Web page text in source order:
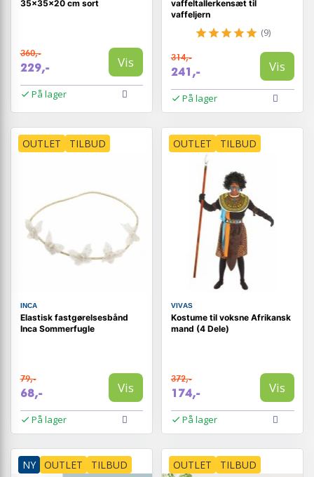
35x35x20 cm sort
360,-
229,- Vis
På lager
vaffeltallerkensæt til
vaffeljern
(9)
314,-
241,- Vis
På lager
OUTLET TILBUD
INCA
Elastisk fastgørelsesbånd
Inca Sommerfugle
79,-
68,- Vis
På lager
OUTLET TILBUD
VIVAS
Kostume til voksne Afrikansk
mand (4 Dele)
372,-
174,- Vis
På lager
NY OUTLET TILBUD OUTLET TILBUD